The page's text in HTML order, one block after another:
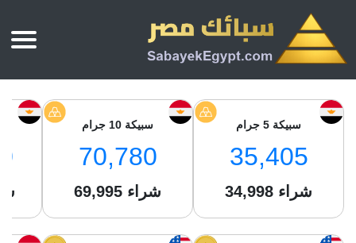
أسعار الذهب
سعر الذهب عيار 24
سبائك الذهب
بي تي سي
أسعار الفضة اليوم
سبائك الفضة
بي تي سي
سبيكة 5 جرام
35,405
34,998 شراء
سبيكة 10 جرام
70,780
69,995 شراء